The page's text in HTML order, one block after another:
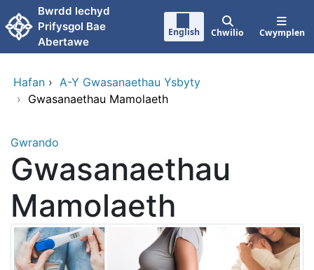
Neidio i'r prif gynnwy
Bwrdd lechyd
Prifysgol Bae
Abertawe
English Chwilio Cwymplen
Hafan › A-Y Gwasanaethau Ysbyty
› Gwasanaethau Mamolaeth
Gwrando
Gwasanaethau
Mamolaeth